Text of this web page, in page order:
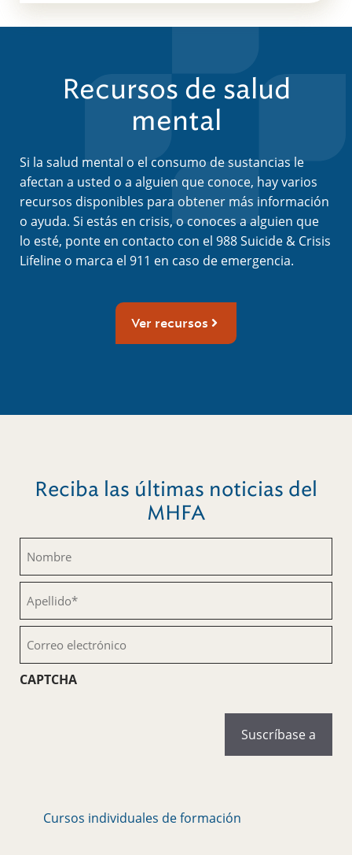
Recursos de salud
mental
Si la salud mental o el consumo de sustancias le
afectan a usted o a alguien que conoce, hay varios
recursos disponibles para obtener más información
o ayuda. Si estás en crisis, o conoces a alguien que
lo esté, ponte en contacto con el 988 Suicide & Crisis
Lifeline o marca el 911 en caso de emergencia.
Ver recursos
Reciba las últimas noticias del
MHFA
(Obligatorio)
electrónico
(Obligatorio)
CAPTCHA
Cursos individuales de formación